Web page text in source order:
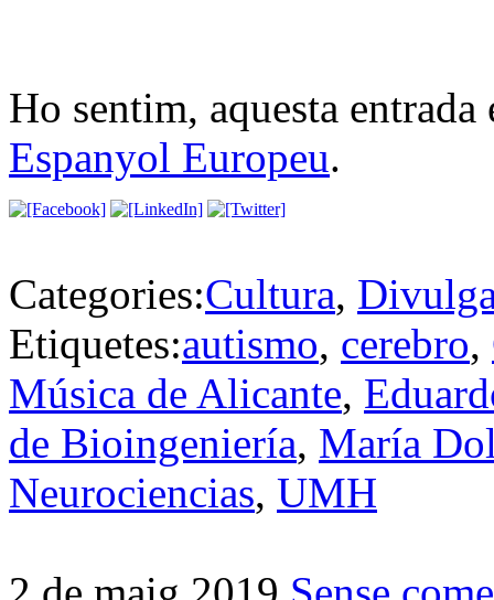
Ho sentim, aquesta
Espanyol Europeu.
Categories:Cultura,
Etiquetes:autismo, cerebro,
Música de Alicante,
de Bioingeniería, María
Neurociencias, UMH